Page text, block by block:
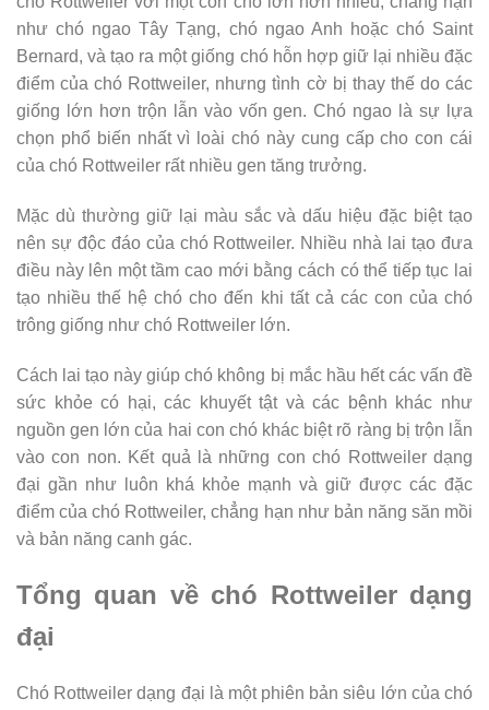
như chó ngao Tây Tạng, chó ngao Anh hoặc chó Saint
Bernard, và tạo ra một giống chó hỗn hợp giữ lại nhiều đặc
điểm của chó Rottweiler, nhưng tình cờ bị thay thế do các
giống lớn hơn trộn lẫn vào vốn gen. Chó ngao là sự lựa
chọn phổ biến nhất vì loài chó này cung cấp cho con cái
của chó Rottweiler rất nhiều gen tăng trưởng.
Mặc dù thường giữ lại màu sắc và dấu hiệu đặc biệt tạo
nên sự độc đáo của chó Rottweiler. Nhiều nhà lai tạo đưa
điều này lên một tầm cao mới bằng cách có thể tiếp tục lai
tạo nhiều thế hệ chó cho đến khi tất cả các con của chó
trông giống như chó Rottweiler lớn.
Cách lai tạo này giúp chó không bị mắc hầu hết các vấn đề
sức khỏe có hại, các khuyết tật và các bệnh khác như
nguồn gen lớn của hai con chó khác biệt rõ ràng bị trộn lẫn
vào con non. Kết quả là những con chó Rottweiler dạng
đại gần như luôn khá khỏe mạnh và giữ được các đặc
điểm của chó Rottweiler, chẳng hạn như bản năng săn mồi
và bản năng canh gác.
Tổng quan về chó Rottweiler dạng
đại
Chó Rottweiler dạng đại là một phiên bản siêu lớn của chó